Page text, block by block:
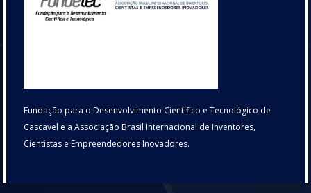
Fundação para o Desenvolvimento Científico e Tecnológico de
Cascavel e a Associação Brasil Internacional de Inventores,
Cientistas e Empreendedores Inovadores.